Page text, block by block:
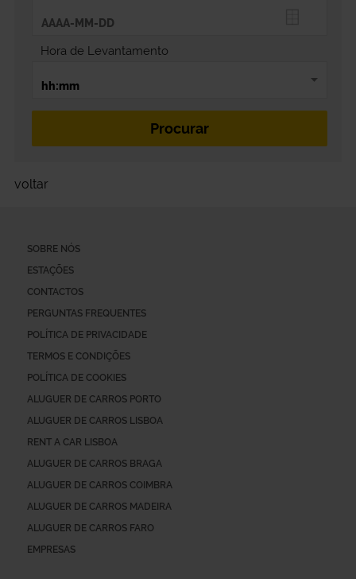
Hora de Levantamento
voltar
SOBRE NÓS
ESTAÇÕES
CONTACTOS
PERGUNTAS FREQUENTES
POLÍTICA DE PRIVACIDADE
TERMOS E CONDIÇÕES
POLÍTICA DE COOKIES
ALUGUER DE CARROS PORTO
ALUGUER DE CARROS LISBOA
RENT A CAR LISBOA
ALUGUER DE CARROS BRAGA
ALUGUER DE CARROS COIMBRA
ALUGUER DE CARROS MADEIRA
ALUGUER DE CARROS FARO
EMPRESAS